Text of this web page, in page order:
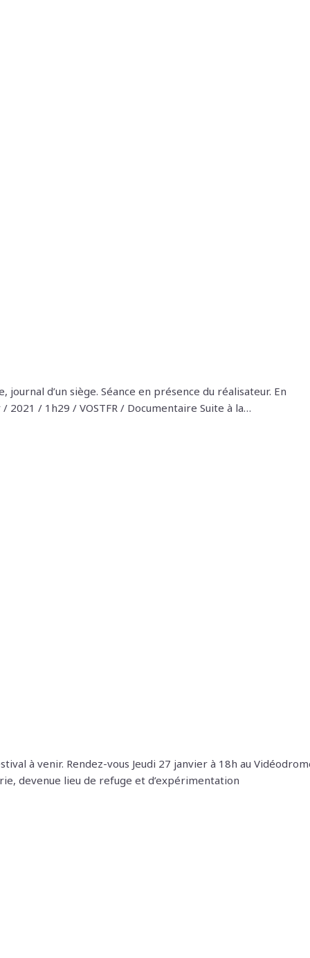
d’un siège. Séance en présence du réalisateur. En
2021 / 1h29 / VOSTFR / Documentaire Suite à la…
à venir. Rendez-vous Jeudi 27 janvier à 18h au
devenue lieu de refuge et d’expérimentation